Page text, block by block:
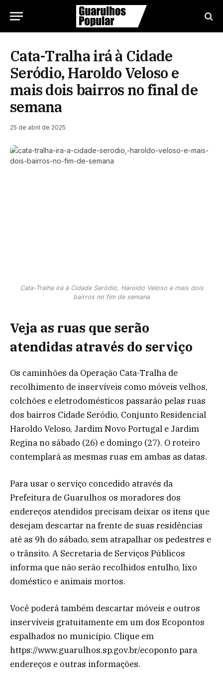
Cata-Tralha irá à Cidade
Seródio, Haroldo Veloso e
mais dois bairros no final de
semana
25 de abril de 2025
Cata-Tralha irá à Cidade Seródio, Haroldo Veloso e mais dois
bairros no fim de semana
Veja as ruas que serão
atendidas através do serviço
Os caminhões da Operação Cata-Tralha de
recolhimento de inservíveis como móveis velhos,
colchões e eletrodomésticos passarão pelas ruas
dos bairros Cidade Seródio, Conjunto Residencial
Haroldo Veloso, Jardim Novo Portugal e Jardim
Regina no sábado (26) e domingo (27). O roteiro
contemplará as mesmas ruas em ambas as datas.
Para usar o serviço concedido através da
Prefeitura de Guarulhos os moradores dos
endereços atendidos precisam deixar os itens que
desejam descartar na frente de suas residências
até as 9h do sábado, sem atrapalhar os pedestres e
o trânsito. A Secretaria de Serviços Públicos
informa que não serão recolhidos entulho, lixo
doméstico e animais mortos.
Você poderá também descartar móveis e outros
inservíveis gratuitamente em um dos Ecopontos
espalhados no município. Clique em
https://www.guarulhos.sp.gov.br/ecoponto para
endereços e outras informações.